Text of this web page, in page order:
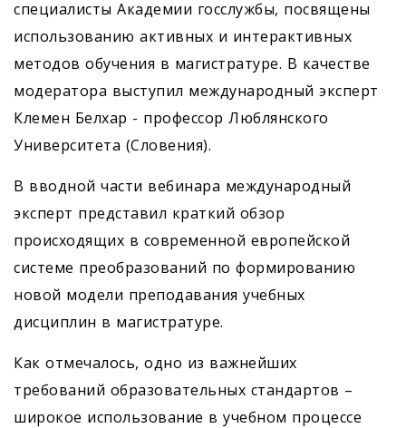
специалисты Академии госслужбы, посвящены
использованию активных и интерактивных
методов обучения в магистратуре. В качестве
модератора выступил международный эксперт
Клемен Белхар - профессор Люблянского
Университета (Словения).
В вводной части вебинара международный
эксперт представил краткий обзор
происходящих в современной европейской
системе преобразований по формированию
новой модели преподавания учебных
дисциплин в магистратуре.
Как отмечалось, одно из важнейших
требований образовательных стандартов –
широкое использование в учебном процессе